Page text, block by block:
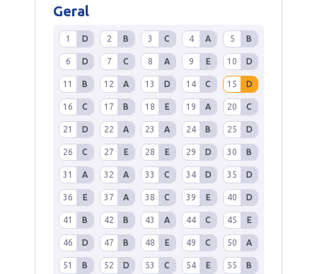
Geral
1 D 2 B 3 C 4 A 5 B
6 D 7 C 8 A 9 E 10 D
11 B 12 A 13 D 14 C 15 D
16 C 17 B 18 E 19 A 20 C
21 D 22 A 23 A 24 B 25 D
26 C 27 E 28 E 29 D 30 B
31 A 32 A 33 C 34 D 35 D
36 E 37 A 38 C 39 E 40 D
41 B 42 B 43 A 44 C 45 E
46 D 47 B 48 E 49 C 50 A
51 B 52 D 53 C 54 E 55 B